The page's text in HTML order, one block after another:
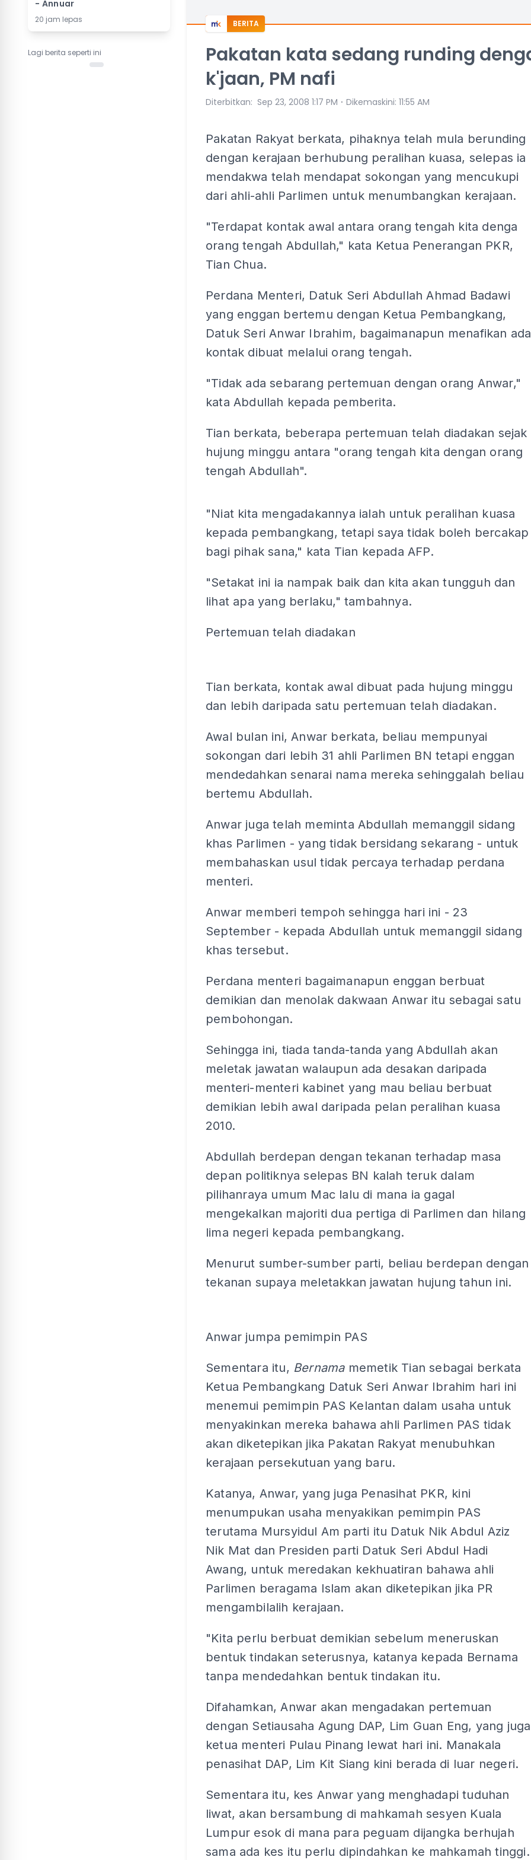
- Annuar
20 jam lepas
Lagi berita seperti ini
BERITA
Pakatan kata sedang runding
k'jaan, PM nafi
Diterbitkan: Sep 23, 2008 1:17 PM ⋅ Dikemaskini: 11:55 AM
Pakatan Rakyat berkata, pihaknya telah mula berunding
dengan kerajaan berhubung peralihan kuasa, selepas ia
mendakwa telah mendapat sokongan yang mencukupi
dari ahli-ahli Parlimen untuk menumbangkan kerajaan.
"Terdapat kontak awal antara orang tengah kita denga
orang tengah Abdullah," kata Ketua Penerangan PKR,
Tian Chua.
Perdana Menteri, Datuk Seri Abdullah Ahmad Badawi
yang enggan bertemu dengan Ketua Pembangkang,
Datuk Seri Anwar Ibrahim, bagaimanapun menafikan ada
kontak dibuat melalui orang tengah.
"Tidak ada sebarang pertemuan dengan orang Anwar,"
kata Abdullah kepada pemberita.
Tian berkata, beberapa pertemuan telah diadakan sejak
hujung minggu antara "orang tengah kita dengan orang
tengah Abdullah".
"Niat kita mengadakannya ialah untuk peralihan kuasa
kepada pembangkang, tetapi saya tidak boleh bercakap
bagi pihak sana," kata Tian kepada AFP.
"Setakat ini ia nampak baik dan kita akan tungguh dan
lihat apa yang berlaku," tambahnya.
Pertemuan telah diadakan
Tian berkata, kontak awal dibuat pada hujung minggu
dan lebih daripada satu pertemuan telah diadakan.
Awal bulan ini, Anwar berkata, beliau mempunyai
sokongan dari lebih 31 ahli Parlimen BN tetapi enggan
mendedahkan senarai nama mereka sehinggalah beliau
bertemu Abdullah.
Anwar juga telah meminta Abdullah memanggil sidang
khas Parlimen - yang tidak bersidang sekarang - untuk
membahaskan usul tidak percaya terhadap perdana
menteri.
Anwar memberi tempoh sehingga hari ini - 23
September - kepada Abdullah untuk memanggil sidang
khas tersebut.
Perdana menteri bagaimanapun enggan berbuat
demikian dan menolak dakwaan Anwar itu sebagai satu
pembohongan.
Sehingga ini, tiada tanda-tanda yang Abdullah akan
meletak jawatan walaupun ada desakan daripada
menteri-menteri kabinet yang mau beliau berbuat
demikian lebih awal daripada pelan peralihan kuasa
2010.
Abdullah berdepan dengan tekanan terhadap masa
depan politiknya selepas BN kalah teruk dalam
pilihanraya umum Mac lalu di mana ia gagal
mengekalkan majoriti dua pertiga di Parlimen dan hilang
lima negeri kepada pembangkang.
Menurut sumber-sumber parti, beliau berdepan dengan
tekanan supaya meletakkan jawatan hujung tahun ini.
Anwar jumpa pemimpin PAS
Sementara itu, Bernama memetik Tian sebagai berkata
Ketua Pembangkang Datuk Seri Anwar Ibrahim hari ini
menemui pemimpin PAS Kelantan dalam usaha untuk
menyakinkan mereka bahawa ahli Parlimen PAS tidak
akan diketepikan jika Pakatan Rakyat menubuhkan
kerajaan persekutuan yang baru.
Katanya, Anwar, yang juga Penasihat PKR, kini
menumpukan usaha menyakikan pemimpin PAS
terutama Mursyidul Am parti itu Datuk Nik Abdul Aziz
Nik Mat dan Presiden parti Datuk Seri Abdul Hadi
Awang, untuk meredakan kekhuatiran bahawa ahli
Parlimen beragama Islam akan diketepikan jika PR
mengambilalih kerajaan.
"Kita perlu berbuat demikian sebelum meneruskan
bentuk tindakan seterusnya, katanya kepada Bernama
tanpa mendedahkan bentuk tindakan itu.
Difahamkan, Anwar akan mengadakan pertemuan
dengan Setiausaha Agung DAP, Lim Guan Eng, yang juga
ketua menteri Pulau Pinang lewat hari ini. Manakala
penasihat DAP, Lim Kit Siang kini berada di luar negeri.
Sementara itu, kes Anwar yang menghadapi tuduhan
liwat, akan bersambung di mahkamah sesyen Kuala
Lumpur esok di mana para peguam dijangka berhujah
sama ada kes itu perlu dipindahkan ke mahkamah tinggi.